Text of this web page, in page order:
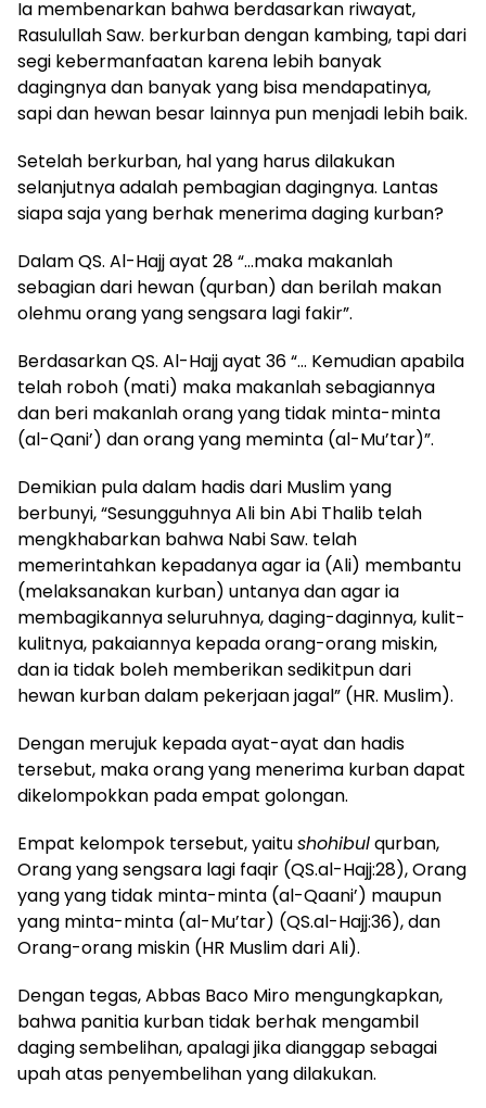
Ia membenarkan bahwa berdasarkan riwayat,
Rasulullah Saw. berkurban dengan kambing, tapi dari
segi kebermanfaatan karena lebih banyak
dagingnya dan banyak yang bisa mendapatinya,
sapi dan hewan besar lainnya pun menjadi lebih baik.
Setelah berkurban, hal yang harus dilakukan
selanjutnya adalah pembagian dagingnya. Lantas
siapa saja yang berhak menerima daging kurban?
Dalam QS. Al-Hajj ayat 28 “…maka makanlah
sebagian dari hewan (qurban) dan berilah makan
olehmu orang yang sengsara lagi fakir”.
Berdasarkan QS. Al-Hajj ayat 36 “… Kemudian apabila
telah roboh (mati) maka makanlah sebagiannya
dan beri makanlah orang yang tidak minta-minta
(al-Qani’) dan orang yang meminta (al-Mu’tar)”.
Demikian pula dalam hadis dari Muslim yang
berbunyi, “Sesungguhnya Ali bin Abi Thalib telah
mengkhabarkan bahwa Nabi Saw. telah
memerintahkan kepadanya agar ia (Ali) membantu
(melaksanakan kurban) untanya dan agar ia
membagikannya seluruhnya, daging-daginnya, kulit-
kulitnya, pakaiannya kepada orang-orang miskin,
dan ia tidak boleh memberikan sedikitpun dari
hewan kurban dalam pekerjaan jagal” (HR. Muslim).
Dengan merujuk kepada ayat-ayat dan hadis
tersebut, maka orang yang menerima kurban dapat
dikelompokkan pada empat golongan.
Empat kelompok tersebut, yaitushohibulqurban,
Orang yang sengsara lagi faqir (QS.al-Hajj:28), Orang
yang yang tidak minta-minta (al-Qaani’) maupun
yang minta-minta (al-Mu’tar) (QS.al-Hajj:36), dan
Orang-orang miskin (HR Muslim dari Ali).
Dengan tegas, Abbas Baco Miro mengungkapkan,
bahwa panitia kurban tidak berhak mengambil
daging sembelihan, apalagi jika dianggap sebagai
upah atas penyembelihan yang dilakukan.